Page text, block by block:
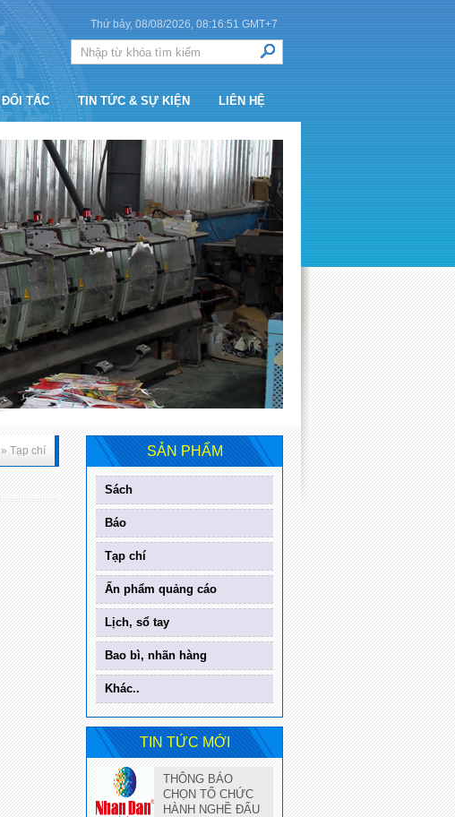
Thứ bảy, 08/08/2026, 08:16:52 GMT+7
ĐỐI TÁC TIN TỨC & SỰ KIỆN LIÊN HỆ
» Tạp chí SẢN PHẨM
Sách
Báo
Tạp chí
Ấn phẩm quảng cáo
Lịch, sổ tay
Bao bì, nhãn hàng
Khác..
TIN TỨC MỚI
THÔNG BÁO
CHỌN TỔ CHỨC
HÀNH NGHỀ ĐẤU